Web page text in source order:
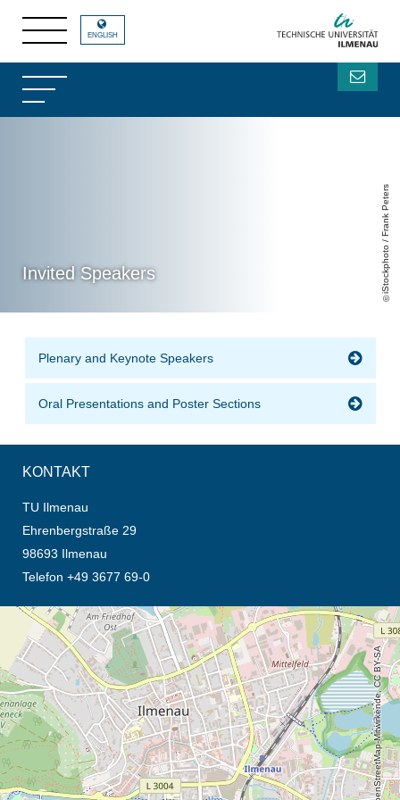
Invited Speakers iStockphoto / Frank Peters
ENGLISH
Plenary and Keynote Speakers
Oral Presentations and Poster Sections
KONTAKT
TU Ilmenau
Ehrenbergstraße 29
98693 Ilmenau
Telefon +49 3677 69-0
Öffnet die Anfahrtsbeschreibung in neuem Tab (Karte)
© OpenStreetMap-Mitwirkende, CC BY-SA